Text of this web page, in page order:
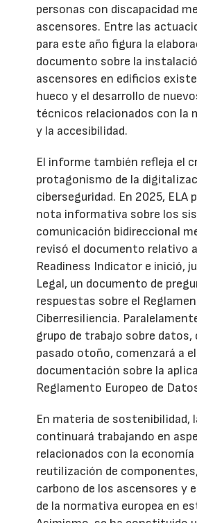
personas con discapacidad
ascensores. Entre las
para este año figura la
documento sobre la
ascensores en edificios
hueco y el desarrollo de
técnicos relacionados con la
y la accesibilidad.
El informe también refleja el
protagonismo de la
ciberseguridad. En 2025, ELA
nota informativa sobre los
comunicación bidireccional
revisó el documento relativo
Readiness Indicator e inició,
Legal, un documento de
respuestas sobre el
Ciberresiliencia.
grupo de trabajo sobre datos,
pasado otoño, comenzará a
documentación sobre la
Reglamento Europeo de
En materia de sostenibilidad,
continuará trabajando en
relacionados con la economía
reutilización de
carbono de los ascensores y
de la normativa europea en